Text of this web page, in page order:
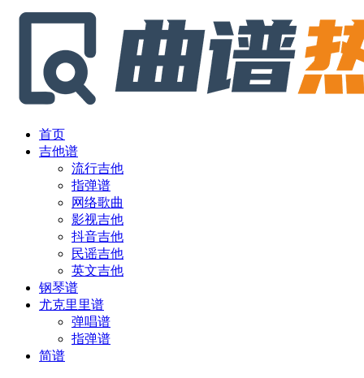
首页
吉他谱
流行吉他
指弹谱
网络歌曲
影视吉他
抖音吉他
民谣吉他
英文吉他
钢琴谱
尤克里里谱
弹唱谱
指弹谱
简谱